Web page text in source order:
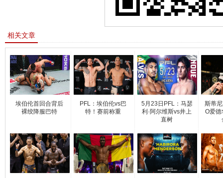
相关文章
埃伯伦首回合背后
裸绞降服巴特
PFL：埃伯伦vs巴
特！赛前称重
5月23日PFL：马瑟
利·阿尔维斯vs井上
直树
斯蒂
O爱德